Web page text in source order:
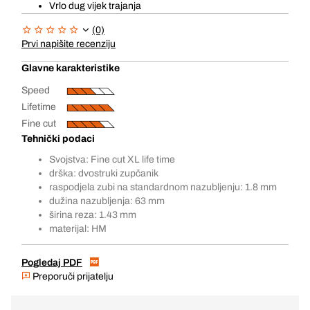
Vrlo dug vijek trajanja
(0)
Prvi napišite recenziju
Glavne karakteristike
Speed
Lifetime
Fine cut
Tehnički podaci
Svojstva: Fine cut XL life time
drška: dvostruki zupčanik
raspodjela zubi na standardnom nazubljenju: 1.8 mm
dužina nazubljenja: 63 mm
širina reza: 1.43 mm
materijal: HM
Pogledaj PDF
Preporuči prijatelju